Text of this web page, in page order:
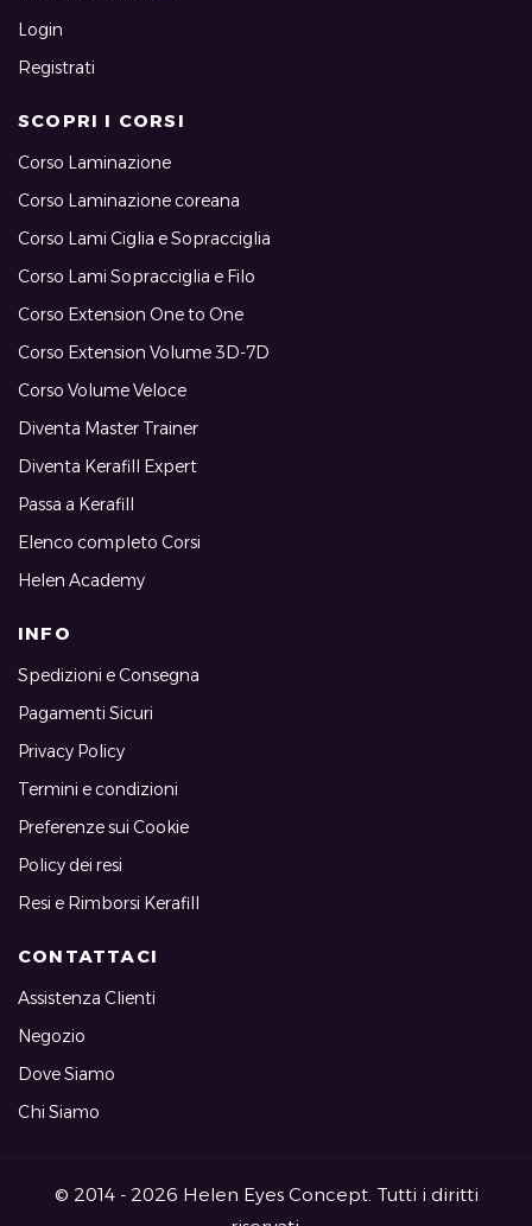
Login
Registrati
SCOPRI I CORSI
Corso Laminazione
Corso Laminazione coreana
Corso Lami Ciglia e Sopracciglia
Corso Lami Sopracciglia e Filo
Corso Extension One to One
Corso Extension Volume 3D-7D
Corso Volume Veloce
Diventa Master Trainer
Diventa Kerafill Expert
Passa a Kerafill
Elenco completo Corsi
Helen Academy
INFO
Spedizioni e Consegna
Pagamenti Sicuri
Privacy Policy
Termini e condizioni
Preferenze sui Cookie
Policy dei resi
Resi e Rimborsi Kerafill
CONTATTACI
Assistenza Clienti
Negozio
Dove Siamo
Chi Siamo
© 2014 - 2026 Helen Eyes Concept. Tutti i diritti